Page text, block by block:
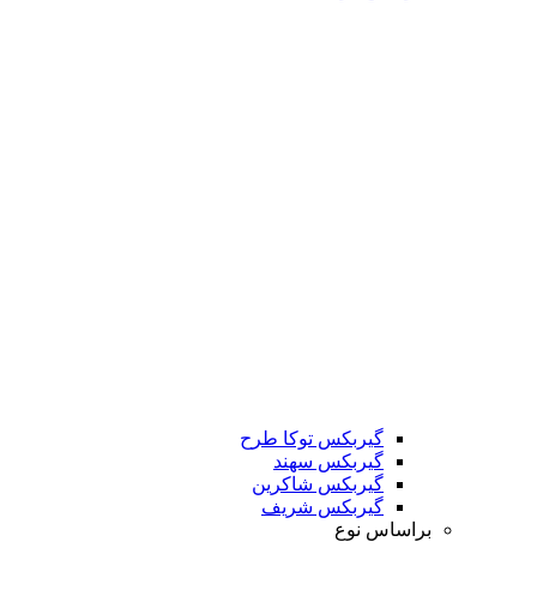
گیربکس توکا طرح
گیربکس سهند
گیربکس شاکرین
گیربکس شریف
براساس نوع